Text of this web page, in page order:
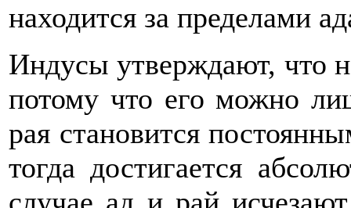
находится за пределами
Индусы утверждают, что
потому что его можно
рая становится
тогда достигается